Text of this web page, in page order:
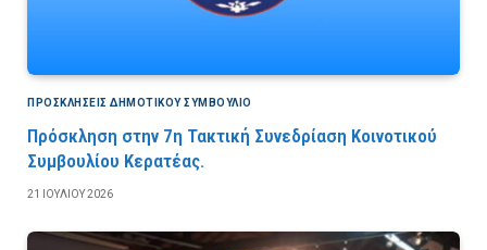
ΠΡΟΣΚΛΉΣΕΙΣ ΔΗΜΟΤΙΚΟΎ ΣΥΜΒΟΎΛΙΟ
Πρόσκληση στην 7η Τακτική Συνεδρίαση Κοινοτικού
Συμβουλίου Κερατέας.
21 ΙΟΥΛΊΟΥ 2026